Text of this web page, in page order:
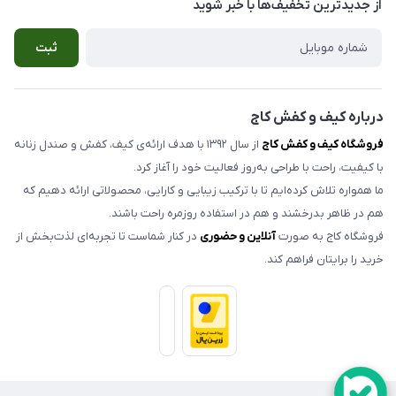
کیف زنانه
مدلهای تک سایز و حراجی
تماس با ما
از جدید‌ترین تخفیف‌ها با‌ خبر شوید
ثبت
درباره کیف و کفش کاج
فروشگاه کیف و کفش کاج
از سال ۱۳۹۲ با هدف ارائه‌ی کیف، کفش و صندل زنانه
با کیفیت، راحت با طراحی به‌روز فعالیت خود را آغاز کرد.
ما همواره تلاش کرده‌ایم تا با ترکیب زیبایی و کارایی، محصولاتی ارائه دهیم که
هم در ظاهر بدرخشند و هم در استفاده روزمره راحت باشند.
فروشگاه کاج به صورتآنلاین و حضوری در کنار شماست تا تجربه‌ای لذت‌بخش از
خرید را برایتان فراهم کند.